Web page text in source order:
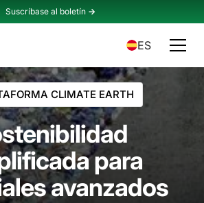
Suscríbase al boletín ->
ES
CLIMATE EARTH
para
avanzados